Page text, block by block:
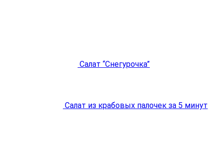
Салат “Снегурочка”
Салат из крабовых палочек за 5 минут